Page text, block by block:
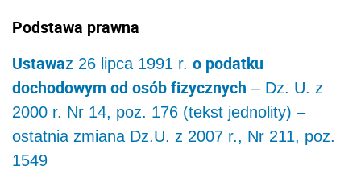
Podstawa prawna
Ustawaz 26 lipca 1991 r. o podatku
dochodowym od osób fizycznych – Dz. U. z
2000 r. Nr 14, poz. 176 (tekst jednolity) –
ostatnia zmiana Dz.U. z 2007 r., Nr 211, poz.
1549